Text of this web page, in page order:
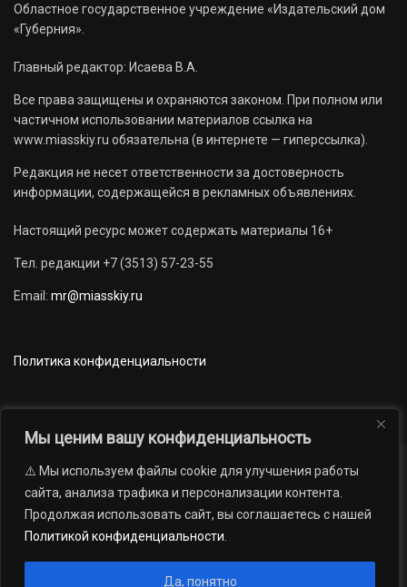
Мы ценим вашу конфиденциальность
⚠️ Мы используем файлы cookie для улучшения работы
сайта, анализа трафика и персонализации контента.
Продолжая использовать сайт, вы соглашаетесь с нашей
Политикой конфиденциальности
Да, понятно
Областное государственное учреждение «Издательский дом
«Губерния».
Главный редактор: Исаева В.А.
Все права защищены и охраняются законом. При полном или
частичном использовании материалов ссылка на
www.miasskiy.ru обязательна (в интернете — гиперссылка).
Редакция не несет ответственности за достоверность
информации, содержащейся в рекламных объявлениях.
Настоящий ресурс может содержать материалы 16+
Тел. редакции +7 (3513) 57-23-55
Email: mr@miasskiy.ru
Политика конфиденциальности
Новости Наши проекты
Официально
АРХИВ
16+
газеты «Миасский рабочий»; Областное государственное учреждение
«Издательский дом «Губерния». Все права защищены.